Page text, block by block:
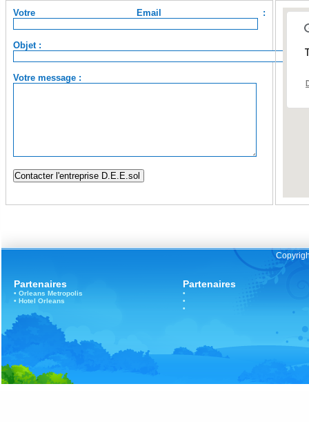
Votre Email :
Objet :
Votre message :
Partenaires
• Orleans Metropolis
• Hotel Orleans
Partenaires
•
•
•